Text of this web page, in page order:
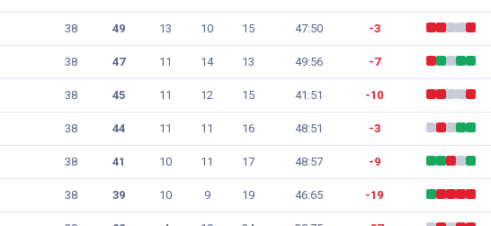
38 49 13 10 15 47:50 -3
38 47 11 14 13 49:56 -7
38 45 11 12 15 41:51 -10
38 44 11 11 16 48:51 -3
38 41 10 11 17 48:57 -9
38 39 10 9 19 46:65 -19